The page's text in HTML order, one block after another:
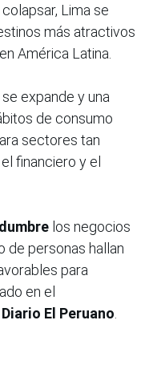
Lima se
más atractivos
en América Latina.
expande y una
de consumo
sectores tan
financiero y el
los negocios
de personas hallan
para
en el
Diario El Peruano